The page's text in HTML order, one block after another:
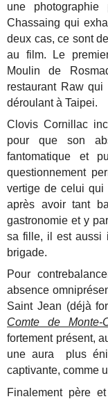
une photographie
Chassaing qui
deux cas, ce sont
au film. Le
Moulin de
restaurant Raw
déroulant à Taipei.
Clovis Cornillac
pour que son
fantomatique et
questionnement
vertige de celui qui
après avoir tant
gastronomie et y
sa fille, il est aussi
brigade.
Pour
absence
Saint Jean (déjà
Comte de Monte-
fortement présent,
une aura plus
captivante, comme
Finalement père